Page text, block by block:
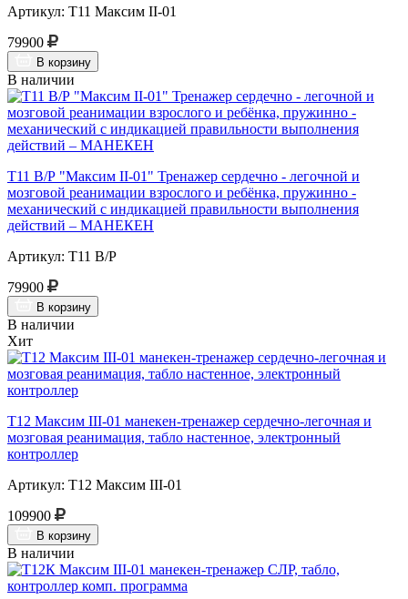
Артикул: Т11 Максим II-01
79900
В корзину
В наличии
Т11 В/Р "Максим II-01" Тренажер сердечно - легочной и
мозговой реанимации взрослого и ребёнка, пружинно -
механический с индикацией правильности выполнения
действий – МАНЕКЕН
Артикул: Т11 В/Р
79900
В корзину
В наличии
Хит
Т12 Максим III-01 манекен-тренажер сердечно-легочная и
мозговая реанимация, табло настенное, электронный
контроллер
Артикул: Т12 Максим III-01
109900
В корзину
В наличии